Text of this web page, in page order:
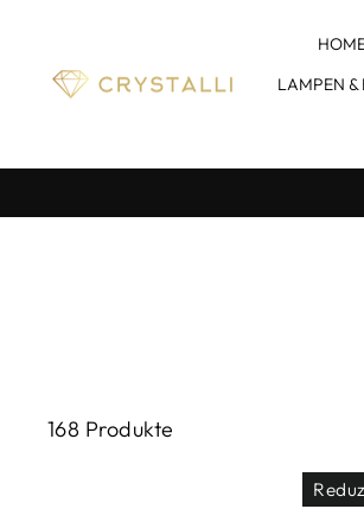
Inhalt
LAMPEN &
168 Produkte